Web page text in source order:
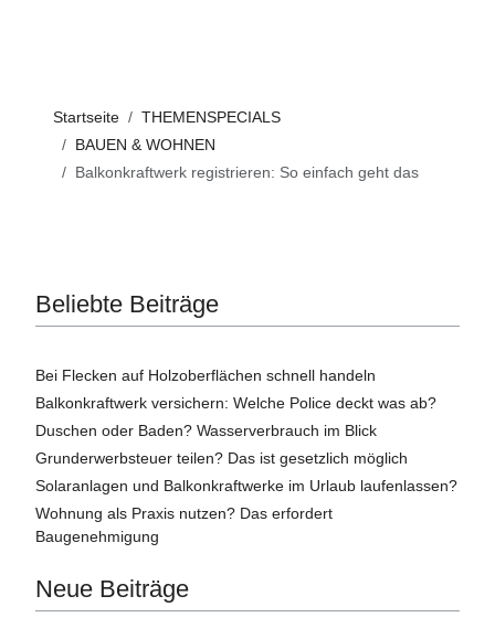
Startseite
THEMENSPECIALS
BAUEN & WOHNEN
Balkonkraftwerk registrieren: So einfach geht das
Beliebte Beiträge
Bei Flecken auf Holzoberflächen schnell handeln
Balkonkraftwerk versichern: Welche Police deckt was ab?
Duschen oder Baden? Wasserverbrauch im Blick
Grunderwerbsteuer teilen? Das ist gesetzlich möglich
Solaranlagen und Balkonkraftwerke im Urlaub laufenlassen?
Wohnung als Praxis nutzen? Das erfordert
Baugenehmigung
Neue Beiträge